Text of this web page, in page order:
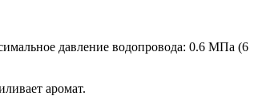
давление водопровода: 0.6 МПа (6
аромат.